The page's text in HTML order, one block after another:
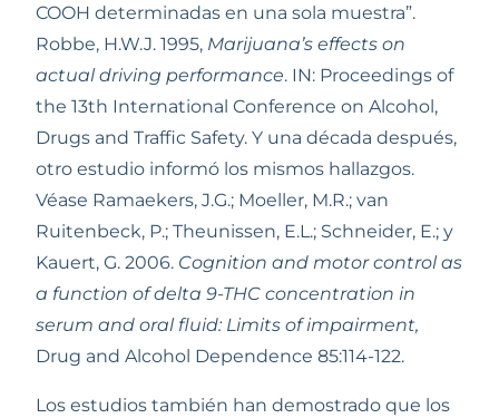
COOH determinadas en una sola muestra”.
Robbe, H.W.J. 1995, Marijuana’s effects on
actual driving performance. IN: Proceedings of
the 13th International Conference on Alcohol,
Drugs and Traffic Safety. Y una década después,
otro estudio informó los mismos hallazgos.
Véase Ramaekers, J.G.; Moeller, M.R.; van
Ruitenbeck, P.; Theunissen, E.L.; Schneider, E.; y
Kauert, G. 2006. Cognition and motor control as
a function of delta 9-THC concentration in
Drug and Alcohol Dependence 85:114-122.
Los estudios también han demostrado que los